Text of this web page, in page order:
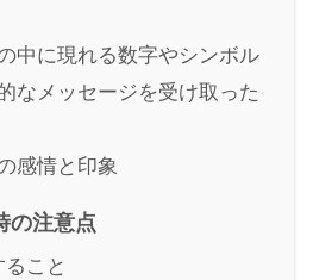
中に現れる数字やシンボル
なメッセージを受け取った
感情と印象
の注意点
こと